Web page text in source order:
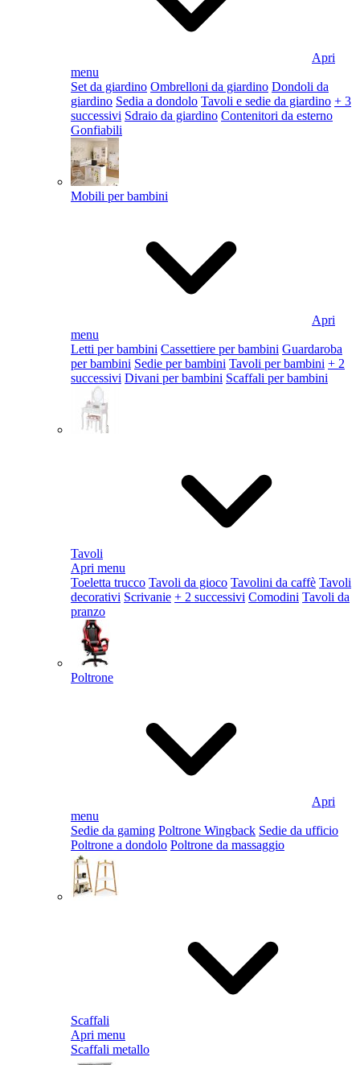
Apri
menu
Set da giardino Ombrelloni da giardino Dondoli da
giardino Sedia a dondolo Tavoli e sedie da giardino + 3
successivi Sdraio da giardino Contenitori da esterno
Gonfiabili
Mobili per bambini
Apri
menu
Letti per bambini Cassettiere per bambini Guardaroba
per bambini Sedie per bambini Tavoli per bambini + 2
successivi Divani per bambini Scaffali per bambini
Tavoli
Apri menu
Toeletta trucco Tavoli da gioco Tavolini da caffè Tavoli
decorativi Scrivanie + 2 successivi Comodini Tavoli da
pranzo
Poltrone
Apri
menu
Sedie da gaming Poltrone Wingback Sedie da ufficio
Poltrone a dondolo Poltrone da massaggio
Scaffali
Apri menu
Scaffali metallo